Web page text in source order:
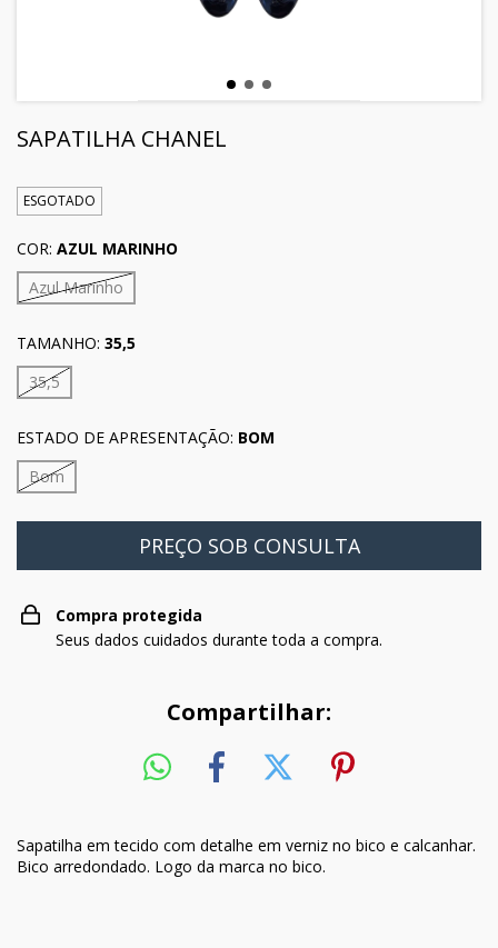
SAPATILHA CHANEL
ESGOTADO
COR: AZUL MARINHO
Azul Marinho
TAMANHO: 35,5
35,5
ESTADO DE APRESENTAÇÃO: BOM
Bom
Compra protegida
Seus dados cuidados durante toda a compra.
Compartilhar:
Sapatilha em tecido com detalhe em verniz no bico e calcanhar.
Bico arredondado. Logo da marca no bico.